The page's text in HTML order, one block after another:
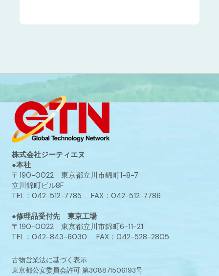
株式会社ジーティエヌ
●本社
〒190-0022 東京都立川市錦町1-8-7
立川錦町ビル8F
TEL：042-512-7785 FAX：042-512-7786
●修理品受付先 東京工場
〒190-0022 東京都立川市錦町6-11-21
TEL：042-843-6030 FAX：042-528-2805
古物営業法に基づく表示
東京都公安委員会許可 第308871506193号